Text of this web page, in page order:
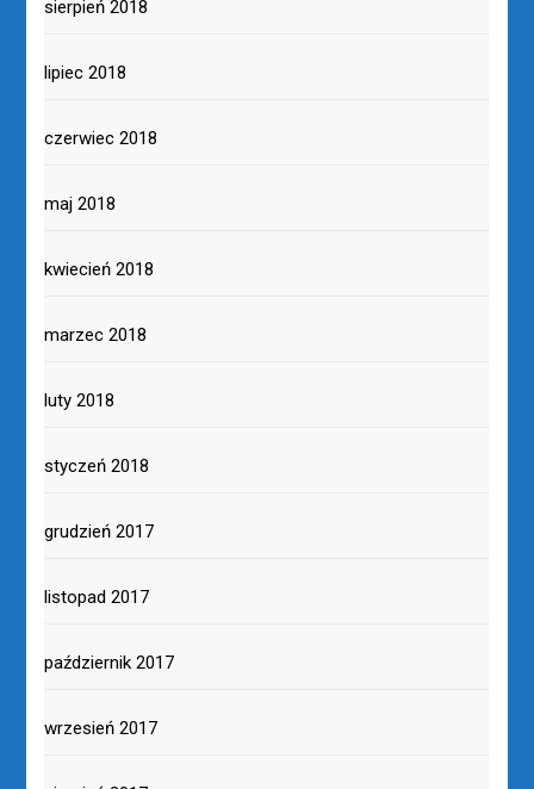
sierpień 2018
lipiec 2018
czerwiec 2018
maj 2018
kwiecień 2018
marzec 2018
luty 2018
styczeń 2018
grudzień 2017
listopad 2017
październik 2017
wrzesień 2017